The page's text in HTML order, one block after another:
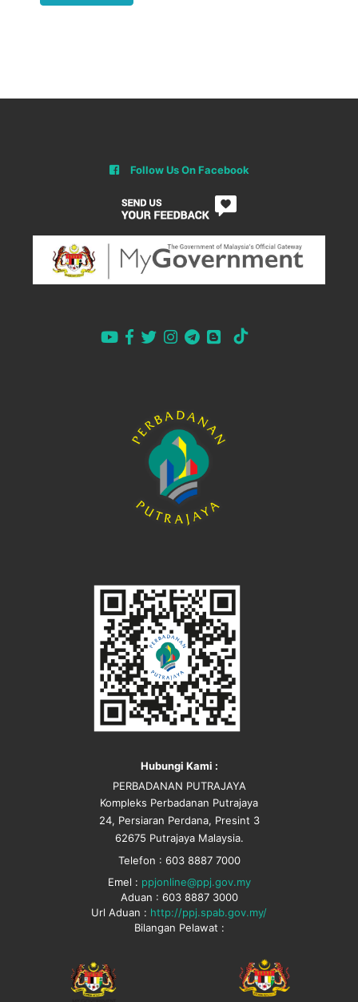
Follow Us On Facebook
Hubungi Kami :
PERBADANAN PUTRAJAYA
Kompleks Perbadanan Putrajaya
24, Persiaran Perdana, Presint 3
62675 Putrajaya Malaysia.
Telefon : 603 8887 7000
Emel : ppjonline@ppj.gov.my
Aduan : 603 8887 3000
Url Aduan : http://ppj.spab.gov.my/
Bilangan Pelawat :